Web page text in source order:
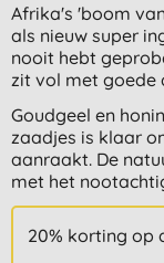
Afrika's 'boom
als nieuw super
nooit hebt
zit vol met goede
Goudgeel en
zaadjes is klaar
aanraakt. De
met het
20% korting op